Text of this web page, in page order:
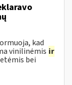
kad
vinilinėmis ir
bei